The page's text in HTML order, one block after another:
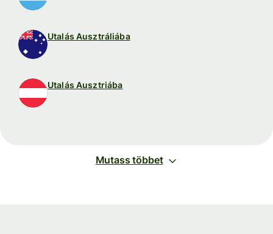
Utalás Ausztráliába
Utalás Ausztriába
Mutass többet